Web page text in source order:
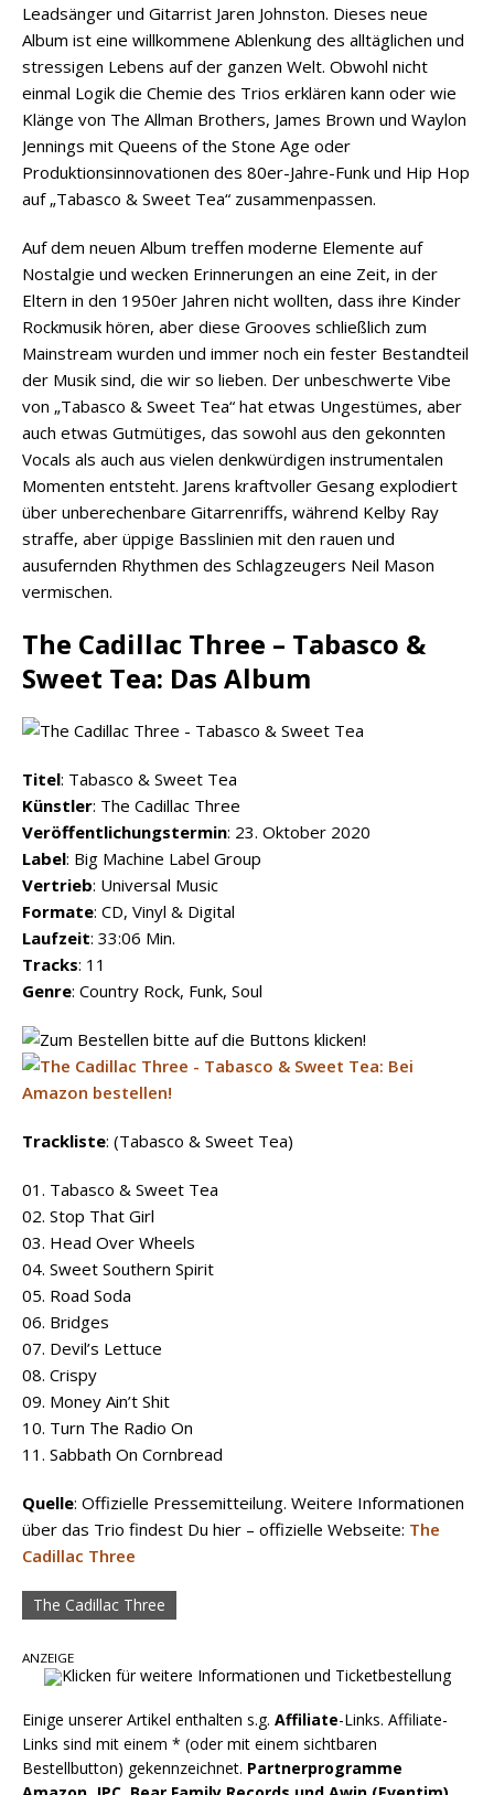
Leadsänger und Gitarrist Jaren Johnston. Dieses neue
Album ist eine willkommene Ablenkung des alltäglichen und
stressigen Lebens auf der ganzen Welt. Obwohl nicht
einmal Logik die Chemie des Trios erklären kann oder wie
Klänge von The Allman Brothers, James Brown und Waylon
Jennings mit Queens of the Stone Age oder
Produktionsinnovationen des 80er-Jahre-Funk und Hip Hop
auf „Tabasco & Sweet Tea“ zusammenpassen.
Auf dem neuen Album treffen moderne Elemente auf
Nostalgie und wecken Erinnerungen an eine Zeit, in der
Eltern in den 1950er Jahren nicht wollten, dass ihre Kinder
Rockmusik hören, aber diese Grooves schließlich zum
Mainstream wurden und immer noch ein fester Bestandteil
der Musik sind, die wir so lieben. Der unbeschwerte Vibe
von „Tabasco & Sweet Tea“ hat etwas Ungestümes, aber
auch etwas Gutmütiges, das sowohl aus den gekonnten
Vocals als auch aus vielen denkwürdigen instrumentalen
Momenten entsteht. Jarens kraftvoller Gesang explodiert
über unberechenbare Gitarrenriffs, während Kelby Ray
straffe, aber üppige Basslinien mit den rauen und
ausufernden Rhythmen des Schlagzeugers Neil Mason
vermischen.
The Cadillac Three – Tabasco &
Sweet Tea: Das Album
Titel: Tabasco & Sweet Tea
Künstler: The Cadillac Three
Veröffentlichungstermin: 23. Oktober 2020
Label: Big Machine Label Group
Vertrieb: Universal Music
Formate: CD, Vinyl & Digital
Laufzeit: 33:06 Min.
Tracks: 11
Genre: Country Rock, Funk, Soul
Trackliste: (Tabasco & Sweet Tea)
01. Tabasco & Sweet Tea
02. Stop That Girl
03. Head Over Wheels
04. Sweet Southern Spirit
05. Road Soda
06. Bridges
07. Devil’s Lettuce
08. Crispy
09. Money Ain’t Shit
10. Turn The Radio On
11. Sabbath On Cornbread
Quelle: Offizielle Pressemitteilung. Weitere Informationen
über das Trio findest Du hier – offizielle Webseite: The
Cadillac Three
The Cadillac Three
ANZEIGE
Einige unserer Artikel enthalten s.g. Affiliate-Links. Affiliate-
Links sind mit einem * (oder mit einem sichtbaren
Bestellbutton) gekennzeichnet. Partnerprogramme